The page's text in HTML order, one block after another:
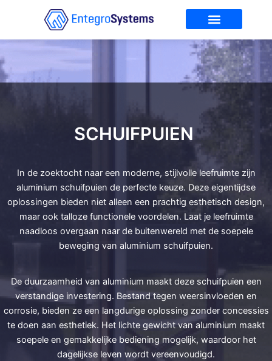
SCHUIFPUIEN
In de zoektocht naar een moderne, stijlvolle leefruimte zijn
aluminium schuifpuien de perfecte keuze. Deze eigentijdse
oplossingen bieden niet alleen een prachtig esthetisch design,
maar ook talloze functionele voordelen. Laat je leefruimte
naadloos overgaan naar de buitenwereld met de soepele
beweging van aluminium schuifpuien.
De duurzaamheid van aluminium maakt deze schuifpuien een
verstandige investering. Bestand tegen weersinvloeden en
corrosie, bieden ze een langdurige oplossing zonder concessies
te doen aan esthetiek. Het lichte gewicht van aluminium maakt
soepele en gemakkelijke bediening mogelijk, waardoor het
dagelijkse leven wordt vereenvoudigd.